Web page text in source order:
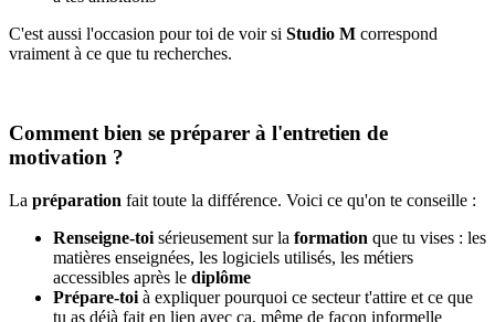
C'est aussi l'occasion pour toi de voir si Studio M correspond
vraiment à ce que tu recherches.
Comment bien se préparer à l'entretien de
motivation ?
La préparation fait toute la différence. Voici ce qu'on te conseille :
Renseigne-toi sérieusement sur la formation que tu vises : les
matières enseignées, les logiciels utilisés, les métiers
accessibles après le diplôme
Prépare-toi à expliquer pourquoi ce secteur t'attire et ce que
tu as déjà fait en lien avec ça, même de façon informelle